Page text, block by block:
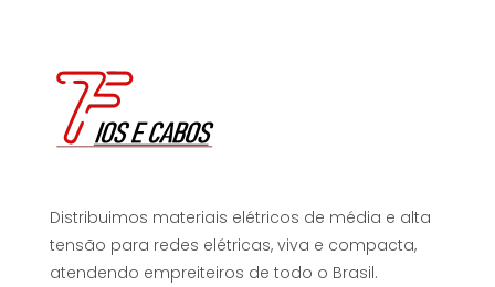
Distribuimos materiais elétricos de média e alta
tensão para redes elétricas, viva e compacta,
atendendo empreiteiros de todo o Brasil.